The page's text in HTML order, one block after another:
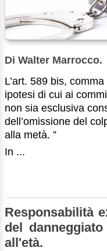
Di Walter Marrocco.
L’art. 589 bis,
ipotesi di cui ai
non sia esclusiva
dell’omissione del
alla metà. ”
In ...
Responsabilità
del
all'età.